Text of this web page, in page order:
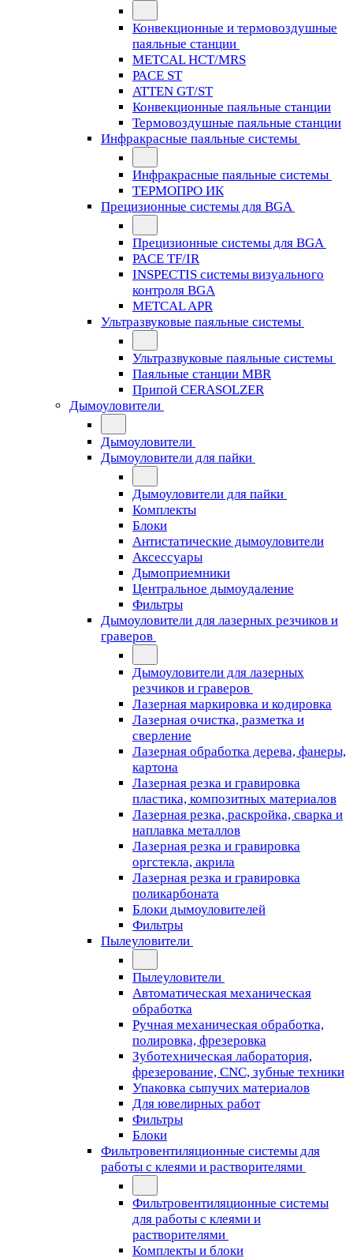
Конвекционные и термовоздушные
паяльные станции
METCAL HCT/MRS
PACE ST
ATTEN GT/ST
Конвекционные паяльные станции
Термовоздушные паяльные станции
Инфракрасные паяльные системы
Инфракрасные паяльные системы
ТЕРМОПРО ИК
Прецизионные системы для BGA
Прецизионные системы для BGA
PACE TF/IR
INSPECTIS системы визуального
контроля BGA
METCAL APR
Ультразвуковые паяльные системы
Ультразвуковые паяльные системы
Паяльные станции MBR
Припой CERASOLZER
Дымоуловители
Дымоуловители
Дымоуловители для пайки
Дымоуловители для пайки
Комплекты
Блоки
Антистатические дымоуловители
Аксессуары
Дымоприемники
Центральное дымоудаление
Фильтры
Дымоуловители для лазерных резчиков и
граверов
Дымоуловители для лазерных
резчиков и граверов
Лазерная маркировка и кодировка
Лазерная очистка, разметка и
сверление
Лазерная обработка дерева, фанеры,
картона
Лазерная резка и гравировка
пластика, композитных материалов
Лазерная резка, раскройка, сварка и
наплавка металлов
Лазерная резка и гравировка
оргстекла, акрила
Лазерная резка и гравировка
поликарбоната
Блоки дымоуловителей
Фильтры
Пылеуловители
Пылеуловители
Автоматическая механическая
обработка
Ручная механическая обработка,
полировка, фрезеровка
Зуботехническая лаборатория,
фрезерование, CNC, зубные техники
Упаковка сыпучих материалов
Для ювелирных работ
Фильтры
Блоки
Фильтровентиляционные системы для
работы с клеями и растворителями
Фильтровентиляционные системы
для работы с клеями и
растворителями
Комплекты и блоки